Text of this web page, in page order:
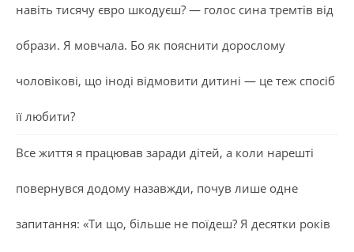
навіть тисячу євро шкодуєш? — голос сина тремтів від
образи. Я мовчала. Бо як пояснити дорослому
чоловікові, що іноді відмовити дитині — це теж спосіб
її любити?
Все життя я працював заради дітей, а коли нарешті
повернувся додому назавжди, почув лише одне
запитання: «Ти що, більше не поїдеш? Я десятки років